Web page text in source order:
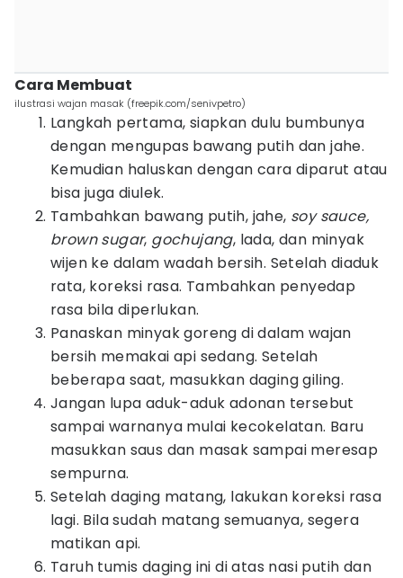
Cara Membuat
ilustrasi wajan masak (freepik.com/senivpetro)
Langkah pertama, siapkan dulu bumbunya
dengan mengupas bawang putih dan jahe.
Kemudian haluskan dengan cara diparut atau
bisa juga diulek.
Tambahkan bawang putih, jahe, soy sauce,
brown sugar, gochujang, lada, dan minyak
wijen ke dalam wadah bersih. Setelah diaduk
rata, koreksi rasa. Tambahkan penyedap
rasa bila diperlukan.
Panaskan minyak goreng di dalam wajan
bersih memakai api sedang. Setelah
beberapa saat, masukkan daging giling.
Jangan lupa aduk-aduk adonan tersebut
sampai warnanya mulai kecokelatan. Baru
masukkan saus dan masak sampai meresap
sempurna.
Setelah daging matang, lakukan koreksi rasa
lagi. Bila sudah matang semuanya, segera
matikan api.
Taruh tumis daging ini di atas nasi putih dan